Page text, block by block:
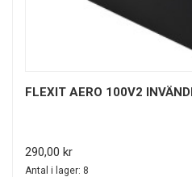
FLEXIT AERO 100V2
Pris
290,00 kr
Antal i lager: 8